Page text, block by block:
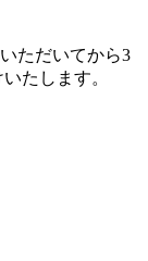
ただいてから3
たします。